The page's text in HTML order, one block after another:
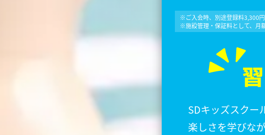
※ご入会時、別途登録料3,300円
※施設管理・保証料として、月
SDキッズスクー
楽しさを学びな